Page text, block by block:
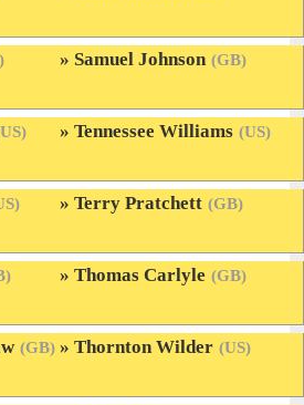
(GB)
Samuel Johnson (GB)
Tennessee Williams (US)
Terry Pratchett (GB)
Thomas Carlyle (GB)
Thornton Wilder (US)